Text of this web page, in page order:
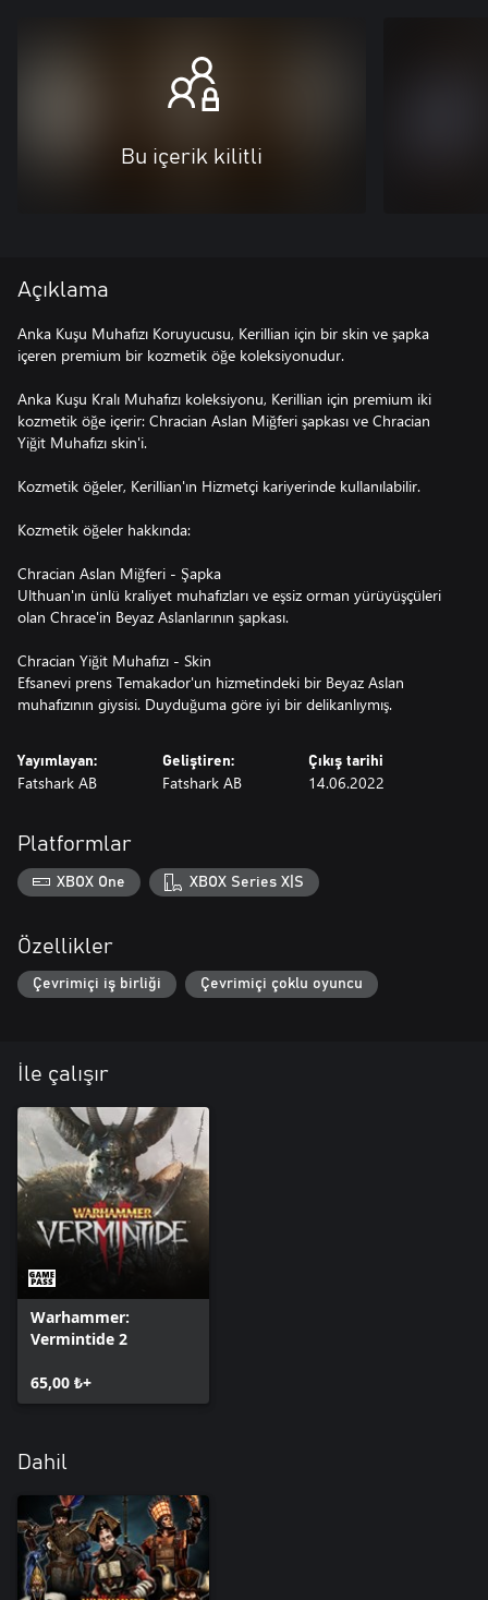
Bu içerik kilitli
Açıklama
Anka Kuşu Muhafızı Koruyucusu, Kerillian için bir skin ve şapka
içeren premium bir kozmetik öğe koleksiyonudur.
Anka Kuşu Kralı Muhafızı koleksiyonu, Kerillian için premium iki
kozmetik öğe içerir: Chracian Aslan Miğferi şapkası ve Chracian
Yiğit Muhafızı skin'i.
Kozmetik öğeler, Kerillian'ın Hizmetçi kariyerinde kullanılabilir.
Kozmetik öğeler hakkında:
Chracian Aslan Miğferi - Şapka
Ulthuan'ın ünlü kraliyet muhafızları ve eşsiz orman yürüyüşçüleri
olan Chrace'in Beyaz Aslanlarının şapkası.
Chracian Yiğit Muhafızı - Skin
Efsanevi prens Temakador'un hizmetindeki bir Beyaz Aslan
muhafızının giysisi. Duyduğuma göre iyi bir delikanlıymış.
Yayımlayan:
Fatshark AB
Geliştiren:
Fatshark AB
Çıkış tarihi
14.06.2022
Platformlar
XBOX One XBOX Series X|S
Özellikler
Çevrimiçi iş birliği Çevrimiçi çoklu oyuncu
İle çalışır
Warhammer:
Vermintide 2
65,00 ₺+
Dahil